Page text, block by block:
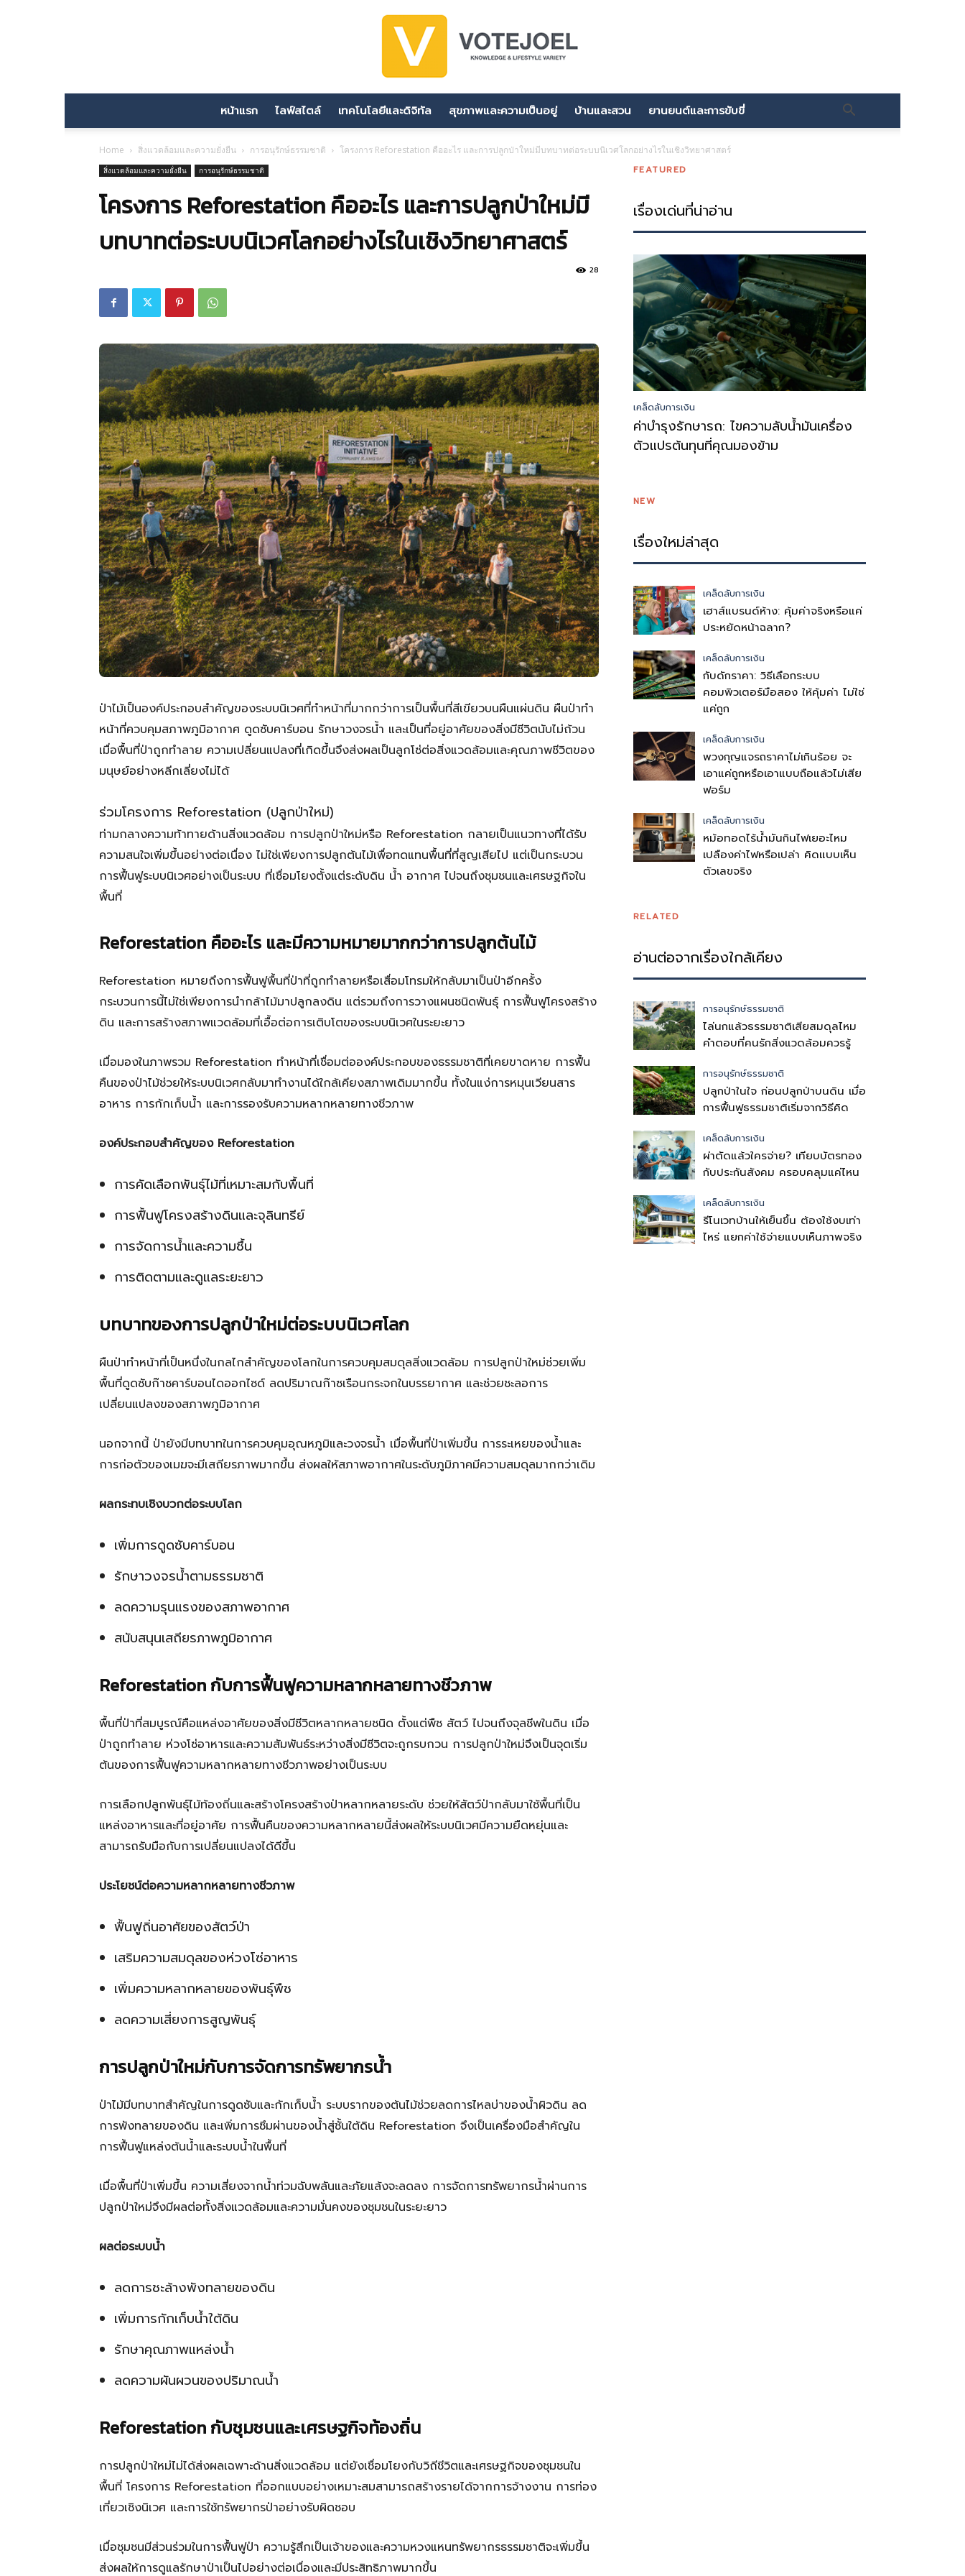
หน้าแรก ไลฟ์สไตล์ เทคโนโลยีและดิจิทัล สุขภาพและความเป็นอยู่ บ้านและสวน ยานยนต์และการขับขี่
Home สิ่งแวดล้อมและความยั่งยืน การอนุรักษ์ธรรมชาติ โครงการ Reforestation คืออะไร และการปลูกป่าใหม่มีบทบาทต่อระบบนิเวศโลกอย่างไรในเชิงวิทยาศาสตร์
สิ่งแวดล้อมและความยั่งยืน การอนุรักษ์ธรรมชาติ
โครงการ Reforestation คืออะไร และการปลูกป่าใหม่มี
บทบาทต่อระบบนิเวศโลกอย่างไรในเชิงวิทยาศาสตร์
28
ป่าไม้เป็นองค์ประกอบสำคัญของระบบนิเวศที่ทำหน้าที่มากกว่าการเป็นพื้นที่สีเขียวบนผืนแผ่นดิน ผืนป่าทำ
หน้าที่ควบคุมสภาพภูมิอากาศ ดูดซับคาร์บอน รักษาวงจรน้ำ และเป็นที่อยู่อาศัยของสิ่งมีชีวิตนับไม่ถ้วน
เมื่อพื้นที่ป่าถูกทำลาย ความเปลี่ยนแปลงที่เกิดขึ้นจึงส่งผลเป็นลูกโซ่ต่อสิ่งแวดล้อมและคุณภาพชีวิตของ
มนุษย์อย่างหลีกเลี่ยงไม่ได้
ร่วมโครงการ Reforestation (ปลูกป่าใหม่)
ท่ามกลางความท้าทายด้านสิ่งแวดล้อม การปลูกป่าใหม่หรือ Reforestation กลายเป็นแนวทางที่ได้รับ
ความสนใจเพิ่มขึ้นอย่างต่อเนื่อง ไม่ใช่เพียงการปลูกต้นไม้เพื่อทดแทนพื้นที่ที่สูญเสียไป แต่เป็นกระบวน
การฟื้นฟูระบบนิเวศอย่างเป็นระบบ ที่เชื่อมโยงตั้งแต่ระดับดิน น้ำ อากาศ ไปจนถึงชุมชนและเศรษฐกิจใน
พื้นที่
Reforestation คืออะไร และมีความหมายมากกว่าการปลูกต้นไม้
Reforestation หมายถึงการฟื้นฟูพื้นที่ป่าที่ถูกทำลายหรือเสื่อมโทรมให้กลับมาเป็นป่าอีกครั้ง
กระบวนการนี้ไม่ใช่เพียงการนำกล้าไม้มาปลูกลงดิน แต่รวมถึงการวางแผนชนิดพันธุ์ การฟื้นฟูโครงสร้าง
ดิน และการสร้างสภาพแวดล้อมที่เอื้อต่อการเติบโตของระบบนิเวศในระยะยาว
เมื่อมองในภาพรวม Reforestation ทำหน้าที่เชื่อมต่อองค์ประกอบของธรรมชาติที่เคยขาดหาย การฟื้น
คืนของป่าไม้ช่วยให้ระบบนิเวศกลับมาทำงานได้ใกล้เคียงสภาพเดิมมากขึ้น ทั้งในแง่การหมุนเวียนสาร
อาหาร การกักเก็บน้ำ และการรองรับความหลากหลายทางชีวภาพ
องค์ประกอบสำคัญของ Reforestation
การคัดเลือกพันธุ์ไม้ที่เหมาะสมกับพื้นที่
การฟื้นฟูโครงสร้างดินและจุลินทรีย์
การจัดการน้ำและความชื้น
การติดตามและดูแลระยะยาว
บทบาทของการปลูกป่าใหม่ต่อระบบนิเวศโลก
ผืนป่าทำหน้าที่เป็นหนึ่งในกลไกสำคัญของโลกในการควบคุมสมดุลสิ่งแวดล้อม การปลูกป่าใหม่ช่วยเพิ่ม
พื้นที่ดูดซับก๊าซคาร์บอนไดออกไซด์ ลดปริมาณก๊าซเรือนกระจกในบรรยากาศ และช่วยชะลอการ
เปลี่ยนแปลงของสภาพภูมิอากาศ
นอกจากนี้ ป่ายังมีบทบาทในการควบคุมอุณหภูมิและวงจรน้ำ เมื่อพื้นที่ป่าเพิ่มขึ้น การระเหยของน้ำและ
การก่อตัวของเมฆจะมีเสถียรภาพมากขึ้น ส่งผลให้สภาพอากาศในระดับภูมิภาคมีความสมดุลมากกว่าเดิม
ผลกระทบเชิงบวกต่อระบบโลก
เพิ่มการดูดซับคาร์บอน
รักษาวงจรน้ำตามธรรมชาติ
ลดความรุนแรงของสภาพอากาศ
สนับสนุนเสถียรภาพภูมิอากาศ
Reforestation กับการฟื้นฟูความหลากหลายทางชีวภาพ
พื้นที่ป่าที่สมบูรณ์คือแหล่งอาศัยของสิ่งมีชีวิตหลากหลายชนิด ตั้งแต่พืช สัตว์ ไปจนถึงจุลชีพในดิน เมื่อ
ป่าถูกทำลาย ห่วงโซ่อาหารและความสัมพันธ์ระหว่างสิ่งมีชีวิตจะถูกรบกวน การปลูกป่าใหม่จึงเป็นจุดเริ่ม
ต้นของการฟื้นฟูความหลากหลายทางชีวภาพอย่างเป็นระบบ
การเลือกปลูกพันธุ์ไม้ท้องถิ่นและสร้างโครงสร้างป่าหลากหลายระดับ ช่วยให้สัตว์ป่ากลับมาใช้พื้นที่เป็น
แหล่งอาหารและที่อยู่อาศัย การฟื้นคืนของความหลากหลายนี้ส่งผลให้ระบบนิเวศมีความยืดหยุ่นและ
สามารถรับมือกับการเปลี่ยนแปลงได้ดีขึ้น
ประโยชน์ต่อความหลากหลายทางชีวภาพ
ฟื้นฟูถิ่นอาศัยของสัตว์ป่า
เสริมความสมดุลของห่วงโซ่อาหาร
เพิ่มความหลากหลายของพันธุ์พืช
ลดความเสี่ยงการสูญพันธุ์
การปลูกป่าใหม่กับการจัดการทรัพยากรน้ำ
ป่าไม้มีบทบาทสำคัญในการดูดซับและกักเก็บน้ำ ระบบรากของต้นไม้ช่วยลดการไหลบ่าของน้ำผิวดิน ลด
การพังทลายของดิน และเพิ่มการซึมผ่านของน้ำสู่ชั้นใต้ดิน Reforestation จึงเป็นเครื่องมือสำคัญใน
การฟื้นฟูแหล่งต้นน้ำและระบบน้ำในพื้นที่
เมื่อพื้นที่ป่าเพิ่มขึ้น ความเสี่ยงจากน้ำท่วมฉับพลันและภัยแล้งจะลดลง การจัดการทรัพยากรน้ำผ่านการ
ปลูกป่าใหม่จึงมีผลต่อทั้งสิ่งแวดล้อมและความมั่นคงของชุมชนในระยะยาว
ผลต่อระบบน้ำ
ลดการชะล้างพังทลายของดิน
เพิ่มการกักเก็บน้ำใต้ดิน
รักษาคุณภาพแหล่งน้ำ
ลดความผันผวนของปริมาณน้ำ
Reforestation กับชุมชนและเศรษฐกิจท้องถิ่น
การปลูกป่าใหม่ไม่ได้ส่งผลเฉพาะด้านสิ่งแวดล้อม แต่ยังเชื่อมโยงกับวิถีชีวิตและเศรษฐกิจของชุมชนใน
พื้นที่ โครงการ Reforestation ที่ออกแบบอย่างเหมาะสมสามารถสร้างรายได้จากการจ้างงาน การท่อง
เที่ยวเชิงนิเวศ และการใช้ทรัพยากรป่าอย่างรับผิดชอบ
เมื่อชุมชนมีส่วนร่วมในการฟื้นฟูป่า ความรู้สึกเป็นเจ้าของและความหวงแหนทรัพยากรธรรมชาติจะเพิ่มขึ้น
ส่งผลให้การดูแลรักษาป่าเป็นไปอย่างต่อเนื่องและมีประสิทธิภาพมากขึ้น
FEATURED
เรื่องเด่นที่น่าอ่าน
เคล็ดลับการเงิน
ค่าบำรุงรักษารถ: ไขความลับน้ำมันเครื่อง
ตัวแปรต้นทุนที่คุณมองข้าม
NEW
เรื่องใหม่ล่าสุด
เคล็ดลับการเงิน
เฮาส์แบรนด์ห้าง: คุ้มค่าจริงหรือแค่
ประหยัดหน้าฉลาก?
เคล็ดลับการเงิน
กับดักราคา: วิธีเลือกระบบ
คอมพิวเตอร์มือสอง ให้คุ้มค่า ไม่ใช่
แค่ถูก
เคล็ดลับการเงิน
พวงกุญแจรถราคาไม่เกินร้อย จะ
เอาแค่ถูกหรือเอาแบบถือแล้วไม่เสีย
ฟอร์ม
เคล็ดลับการเงิน
หม้อทอดไร้น้ำมันกินไฟเยอะไหม
เปลืองค่าไฟหรือเปล่า คิดแบบเห็น
ตัวเลขจริง
RELATED
อ่านต่อจากเรื่องใกล้เคียง
การอนุรักษ์ธรรมชาติ
ไล่นกแล้วธรรมชาติเสียสมดุลไหม
คำตอบที่คนรักสิ่งแวดล้อมควรรู้
การอนุรักษ์ธรรมชาติ
ปลูกป่าในใจ ก่อนปลูกป่าบนดิน เมื่อ
การฟื้นฟูธรรมชาติเริ่มจากวิธีคิด
เคล็ดลับการเงิน
ผ่าตัดแล้วใครจ่าย? เทียบบัตรทอง
กับประกันสังคม ครอบคลุมแค่ไหน
เคล็ดลับการเงิน
รีโนเวทบ้านให้เย็นขึ้น ต้องใช้งบเท่า
ไหร่ แยกค่าใช้จ่ายแบบเห็นภาพจริง